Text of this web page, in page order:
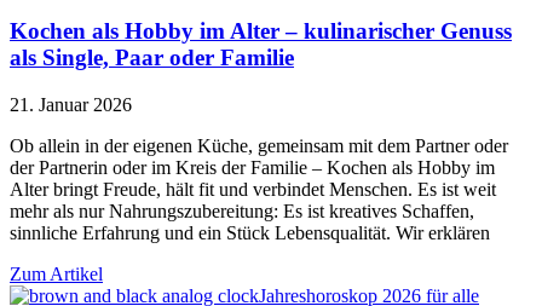
Kochen als Hobby im Alter – kulinarischer Genuss
als Single, Paar oder Familie
21. Januar 2026
Ob allein in der eigenen Küche, gemeinsam mit dem Partner oder
der Partnerin oder im Kreis der Familie – Kochen als Hobby im
Alter bringt Freude, hält fit und verbindet Menschen. Es ist weit
mehr als nur Nahrungszubereitung: Es ist kreatives Schaffen,
sinnliche Erfahrung und ein Stück Lebensqualität. Wir erklären
Zum Artikel